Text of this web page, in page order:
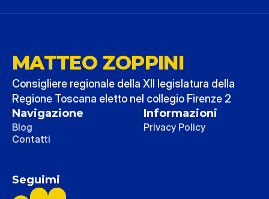
MATTEO ZOPPINI
Consigliere regionale della XII legislatura della
Regione Toscana eletto nel collegio Firenze 2
Navigazione
Blog
Contatti
Informazioni
Privacy Policy
Seguimi